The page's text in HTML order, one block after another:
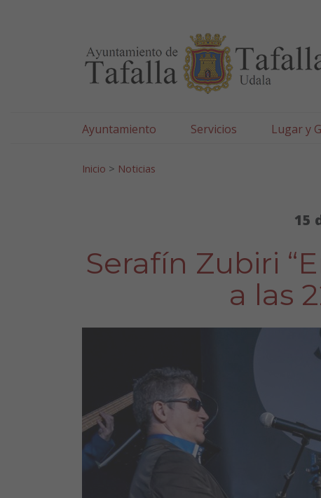
Ayuntamiento Servicios Lugar y
Inicio > Noticias
15
Serafín Zubiri
a las